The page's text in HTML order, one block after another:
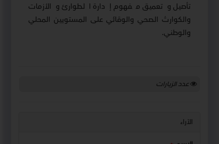
تأصيل وتعميق مفهوم إدارة الطوارئ والأزمات
والكوارث الصحي والوقائي على المستويين المحلي
والوطني.
عدد الزيارات
الآراء